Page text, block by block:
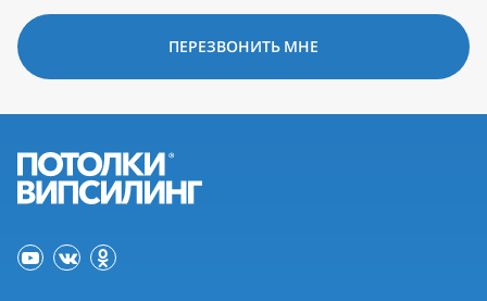
ПЕРЕЗВОНИТЬ МНЕ